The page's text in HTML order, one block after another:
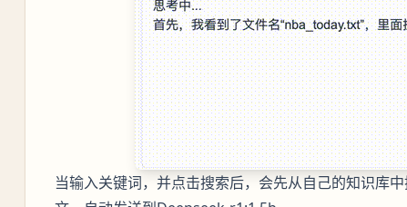
当输入关键词，并点击搜索后，会先从自己的知识库